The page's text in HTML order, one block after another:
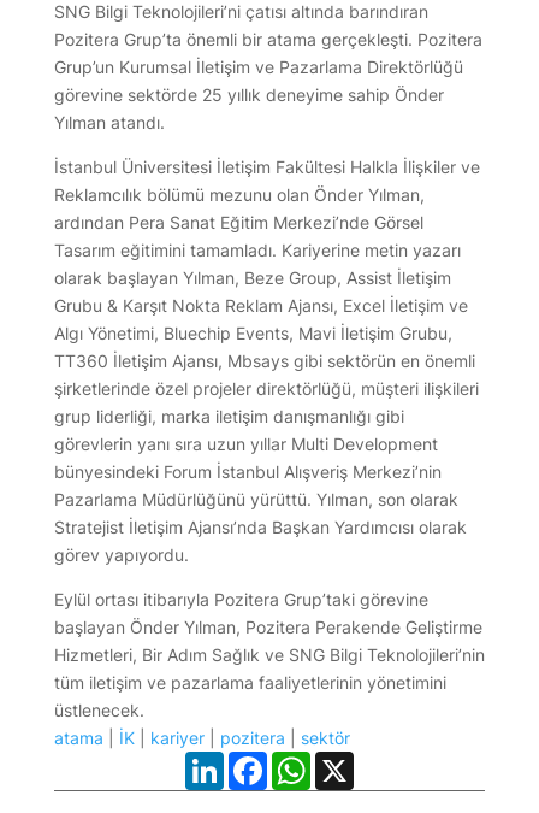
SNG Bilgi Teknolojileri’ni çatısı altında barındıran
Pozitera Grup’ta önemli bir atama gerçekleşti. Pozitera
Grup’un Kurumsal İletişim ve Pazarlama Direktörlüğü
görevine sektörde 25 yıllık deneyime sahip Önder
Yılman atandı.
İstanbul Üniversitesi İletişim Fakültesi Halkla İlişkiler ve
Reklamcılık bölümü mezunu olan Önder Yılman,
ardından Pera Sanat Eğitim Merkezi’nde Görsel
Tasarım eğitimini tamamladı. Kariyerine metin yazarı
olarak başlayan Yılman, Beze Group, Assist İletişim
Grubu & Karşıt Nokta Reklam Ajansı, Excel İletişim ve
Algı Yönetimi, Bluechip Events, Mavi İletişim Grubu,
TT360 İletişim Ajansı, Mbsays gibi sektörün en önemli
şirketlerinde özel projeler direktörlüğü, müşteri ilişkileri
grup liderliği, marka iletişim danışmanlığı gibi
görevlerin yanı sıra uzun yıllar Multi Development
bünyesindeki Forum İstanbul Alışveriş Merkezi’nin
Pazarlama Müdürlüğünü yürüttü. Yılman, son olarak
Stratejist İletişim Ajansı’nda Başkan Yardımcısı olarak
görev yapıyordu.
Eylül ortası itibarıyla Pozitera Grup’taki görevine
başlayan Önder Yılman, Pozitera Perakende Geliştirme
Hizmetleri, Bir Adım Sağlık ve SNG Bilgi Teknolojileri’nin
tüm iletişim ve pazarlama faaliyetlerinin yönetimini
üstlenecek.
atama
İK| kariyer| pozitera
sektör
LinkedInFacebookWhatsApp
X